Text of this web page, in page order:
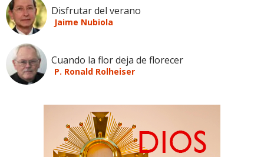
Disfrutar del verano
Jaime Nubiola
Cuando la flor deja de florecer
P. Ronald Rolheiser